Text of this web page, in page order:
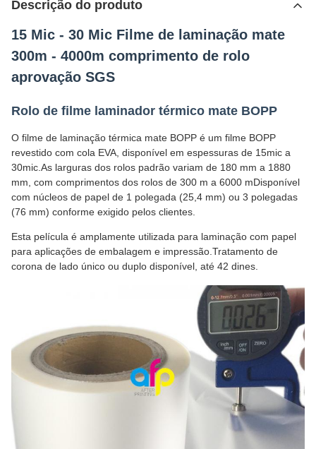
Descrição do produto
15 Mic - 30 Mic Filme de laminação mate
300m - 4000m comprimento de rolo
aprovação SGS
Rolo de filme laminador térmico mate BOPP
O filme de laminação térmica mate BOPP é um filme BOPP
revestido com cola EVA, disponível em espessuras de 15mic a
30mic.As larguras dos rolos padrão variam de 180 mm a 1880
mm, com comprimentos dos rolos de 300 m a 6000 mDisponível
com núcleos de papel de 1 polegada (25,4 mm) ou 3 polegadas
(76 mm) conforme exigido pelos clientes.
Esta película é amplamente utilizada para laminação com papel
para aplicações de embalagem e impressão.Tratamento de
corona de lado único ou duplo disponível, até 42 dines.